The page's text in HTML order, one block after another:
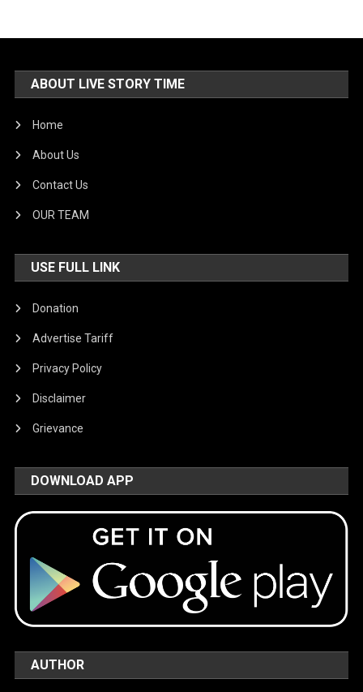
ABOUT LIVE STORY TIME
Home
About Us
Contact Us
OUR TEAM
USE FULL LINK
Donation
Advertise Tariff
Privacy Policy
Disclaimer
Grievance
DOWNLOAD APP
AUTHOR